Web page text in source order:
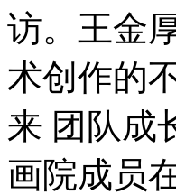
访。王金
术创作的
来 团队成
画院成员